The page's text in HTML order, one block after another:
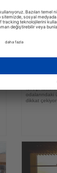
Ving
çok
odalarındaki
dikkat çekiyor